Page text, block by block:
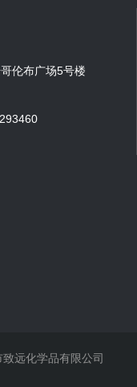
伦布广场5号楼
远化学品有限公司